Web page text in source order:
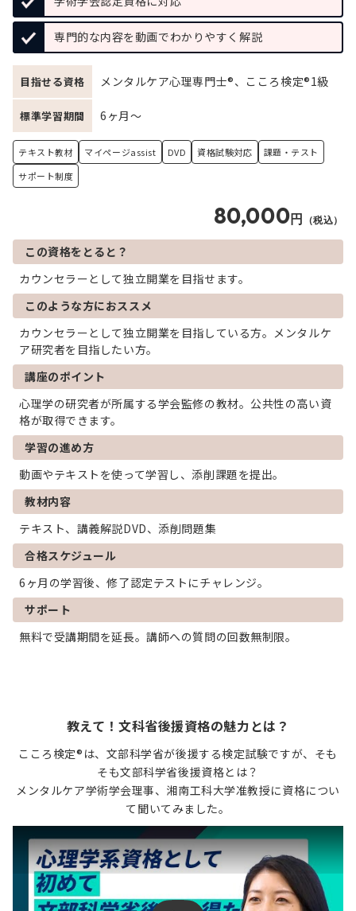
専門的な内容を動画でわかりやすく解説
目指せる資格 メンタルケア心理専門士®、こころ検定®1級
標準学習期間 6ヶ月～
テキスト教材 マイページassist DVD 資格試験対応
課題・テスト
サポート制度
80,000円 （税込）
この資格をとると？
カウンセラーとして独立開業を目指せます。
このような方におススメ
カウンセラーとして独立開業を目指している方。メンタルケ
ア研究者を目指したい方。
講座のポイント
心理学の研究者が所属する学会監修の教材。公共性の高い資
格が取得できます。
学習の進め方
動画やテキストを使って学習し、添削課題を提出。
教材内容
テキスト、講義解説DVD、添削問題集
合格スケジュール
6ヶ月の学習後、修了認定テストにチャレンジ。
サポート
無料で受講期間を延長。講師への質問の回数無制限。
教えて！文科省後援資格の魅力とは？
こころ検定®は、文部科学省が後援する検定試験ですが、そも
そも文部科学省後援資格とは？
メンタルケア学術学会理事、湘南工科大学准教授に資格につい
て聞いてみました。